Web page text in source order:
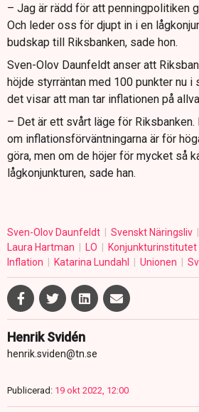
– Jag är rädd för att penningpolitiken
Och leder oss för djupt in i en
budskap till Riksbanken, sade hon.
Sven-Olov Daunfeldt anser att
höjde styrräntan med 100 punkter nu
det visar att man tar inflationen på
– Det är ett svårt läge för Riksbanken.
om inflationsförväntningarna är för
göra, men om de höjer för mycket så
lågkonjunkturen, sade han.
Sven-Olov Daunfeldt Svenskt Näringsliv
Laura Hartman
LO Konjunkturinstitutet
Inflation
Katarina Lundahl Unionen
Henrik Svidén
henrik.sviden@tn.se
Publicerad: 19 okt 2022, 12:00